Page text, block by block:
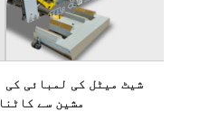
شیٹ میٹل کی لمبائی کی
مشین سے کاٹنا